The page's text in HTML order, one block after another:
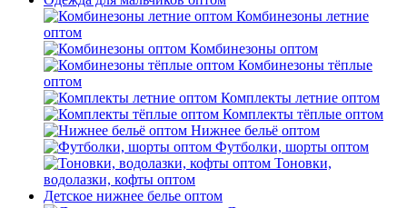
Комбинезоны летние
оптом
Комбинезоны оптом
Комбинезоны тёплые
оптом
Комплекты летние оптом
Комплекты тёплые оптом
Нижнее бельё оптом
Футболки, шорты оптом
Тоновки,
водолазки, кофты оптом
Детское нижнее белье оптом